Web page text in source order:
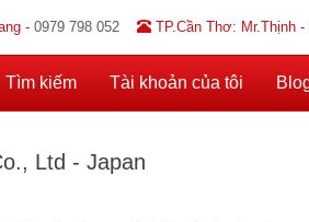
- 0979 798 052 TP.Cần Thơ: Mr.Thịnh -
Tìm kiếm Tài khoản của tôi
Ltd - Japan